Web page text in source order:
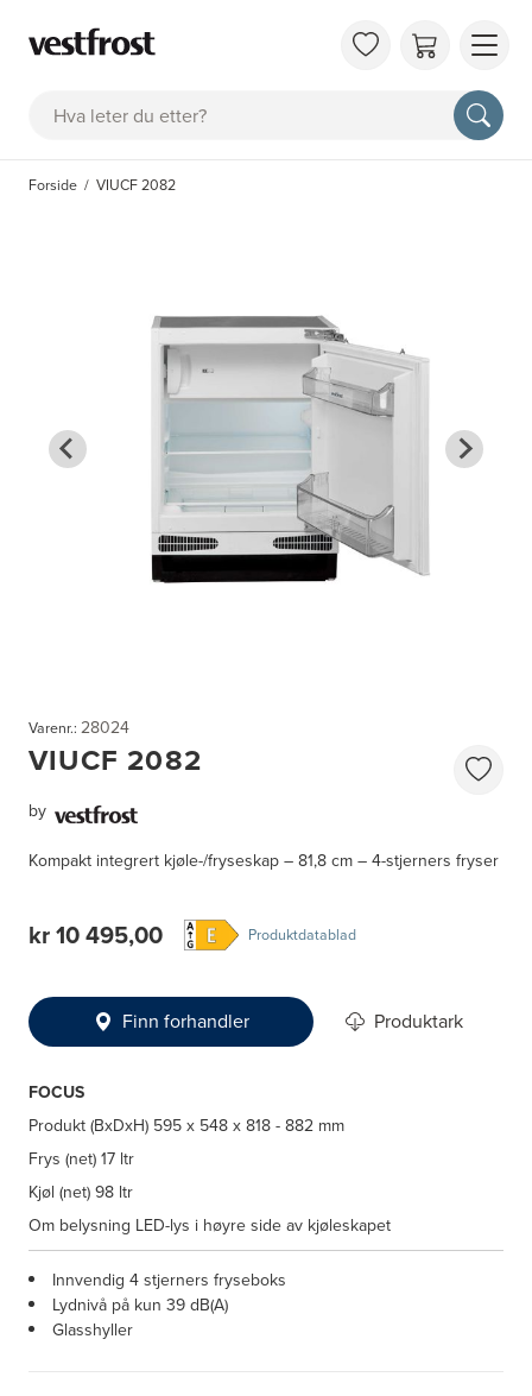
Søk
OM
Forside VIUCF 2082
Varenr.: 28024
VIUCF 2082
by
Kompakt integrert kjøle-/fryseskap – 81,8 cm – 4-stjerners fryser
kr 10 495,00 Produktdatablad
Finn forhandler Produktark
FOCUS
Produkt (BxDxH) 595 x 548 x 818 - 882 mm
Frys (net)17 ltr
Kjøl (net)98 ltr
Om belysning LED-lys i høyre side av kjøleskapet
Innvendig 4 stjerners fryseboks
Lydnivå på kun 39 dB(A)
Glasshyller